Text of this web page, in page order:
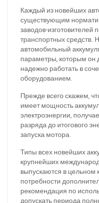
Каждый из новейших
существующим
заводов-
транспортных средств.
автомобильный
параметры, которым он
надежно работать в
оборудованием.
Прежде всего скажем,
имеет мощность
электроэнергии,
разряда до итогового
запуска мотора.
Типы всех новейших
крупнейших
выпускаются в цельном
потребности
рекомендация по
допускать периода